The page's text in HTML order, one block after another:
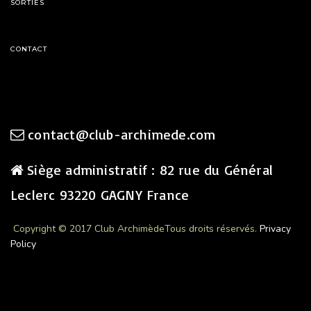
SORTIES
CONTACT
contact@club-archimede.com
Siège administratif : 82 rue du Général
Leclerc 93220 GAGNY France
Copyright © 2017 Club ArchimèdeTous droits réservés. Privacy
Policy